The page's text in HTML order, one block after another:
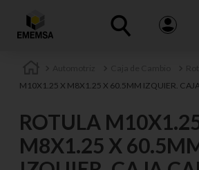
M10X1.25 X M8X1.25 X 60.5MM IZQUIER.
ROTULA
M8X1.25 X